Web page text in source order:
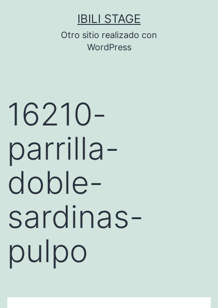
IBILI STAGE
Otro sitio realizado con
WordPress
16210-
parrilla-
doble-
sardinas-
pulpo